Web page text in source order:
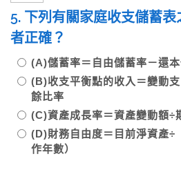
5. 下列有關家庭收支儲蓄表
者正確？
(A)儲蓄率＝自由儲蓄率－還
(B)收支平衡點的收入＝變動
餘比率
(C)資產成長率＝資產變動額
(D)財務自由度＝目前淨資產÷
作年數）